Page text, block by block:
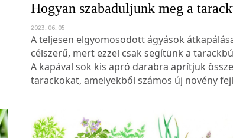
Hogyan szabaduljunk meg a
2023. 06. 05
A teljesen elgyomosodott ágyások
célszerű, mert ezzel csak segítünk a
A kapával sok kis apró darabra aprítjuk
tarackokat, amelyekből számos új növény